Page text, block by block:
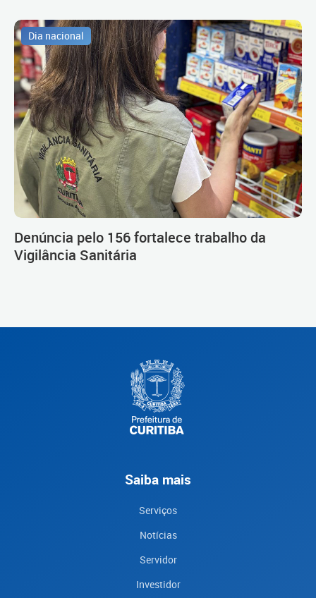
Dia nacional
Denúncia pelo 156 fortalece trabalho da
Vigilância Sanitária
Saiba mais
Serviços
Notícias
Servidor
Investidor